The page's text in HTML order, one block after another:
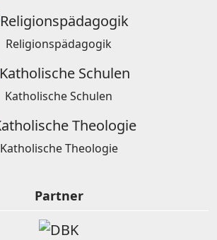
Religionspädagogik
Katholische Schulen
Katholische Theologie
Partner